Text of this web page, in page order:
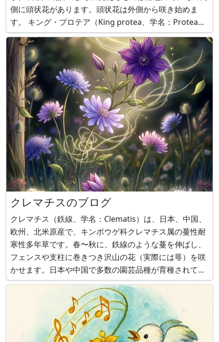
側に頭状花があります。頭状花は外側から咲き始めま
す。 キング・プロテア（King protea、学名：Protea
cynaroides）に関する情報は、かぎけん花図鑑をご覧く
ださい。
クレマチスのブログ
クレマチス（鉄線、学名：Clematis）は、日本、中国、
欧州、北米原産で、キンポウゲ科クレマチス属の蔓性耐
寒性多年草です。春〜秋に、鉄線のような蔓を伸ばし、
フェンスや支柱に巻きつき沢山の花（実際には萼）を咲
かせます。日本や中国で多数の園芸品種が育種されてい
ます。蔓性植物の嬢王とも称されるこの花言葉は何でし
ょう。答えは、下のかぎけん花図鑑をご覧ください。 花
図鑑 クレマチス（鉄線） https